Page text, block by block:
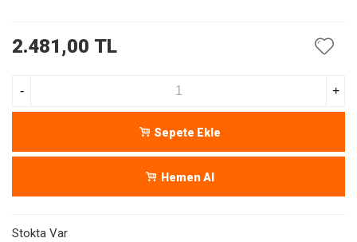
2.481,00 TL
- +
Sepete Ekle
Hemen Al
Stokta Var